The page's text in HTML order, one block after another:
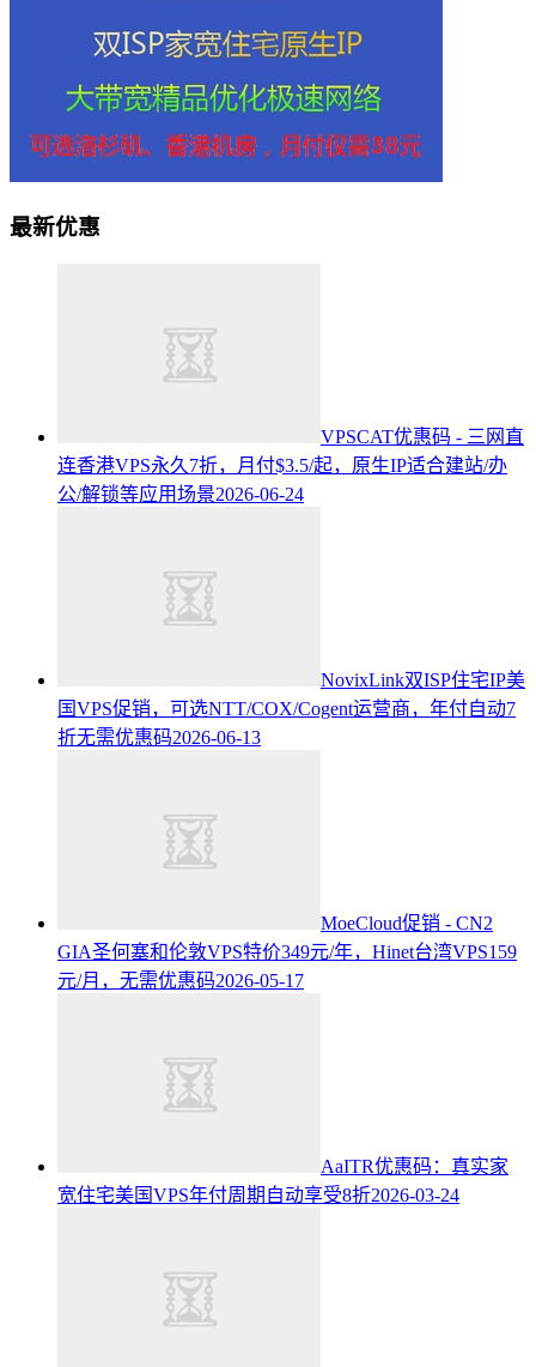
最新优惠
VPSCAT优惠码 - 三网直
连香港VPS永久7折，月付$3.5/起，原生IP适合建站/办
公/解锁等应用场景2026-06-24
NovixLink双ISP住宅IP美
国VPS促销，可选NTT/COX/Cogent运营商，年付自动7
折无需优惠码2026-06-13
MoeCloud促销 - CN2
GIA圣何塞和伦敦VPS特价349元/年，Hinet台湾VPS159
元/月，无需优惠码2026-05-17
AaITR优惠码：真实家
宽住宅美国VPS年付周期自动享受8折2026-03-24